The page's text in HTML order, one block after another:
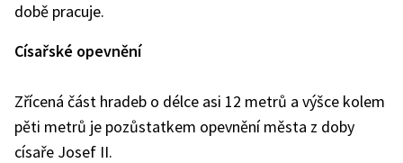
době pracuje.
Císařské opevnění
Zřícená část hradeb o délce asi 12 metrů a výšce kolem
pěti metrů je pozůstatkem opevnění města z doby
císaře Josef II.